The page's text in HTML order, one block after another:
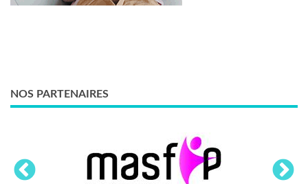
NOS PARTENAIRES